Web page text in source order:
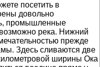
посетить в
довольно
промышленные
река. Нижний
прежде
Здесь сливаются две
ширины Ока